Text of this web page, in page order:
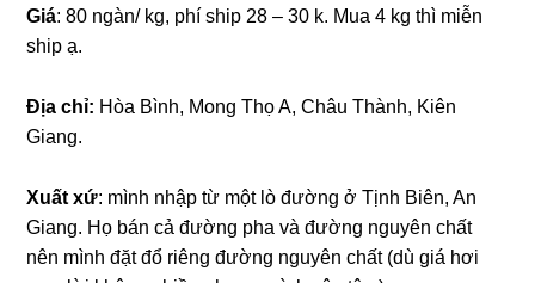
Giá: 80 ngàn/ kg, phí ship 28 – 30 k. Mua 4 kg thì miễn
ship ạ.
Địa chỉ: Hòa Bình, Mong Thọ A, Châu Thành, Kiên
Giang.
Xuất xứ: mình nhập từ một lò đường ở Tịnh Biên, An
Giang. Họ bán cả đường pha và đường nguyên chất
nên mình đặt đổ riêng đường nguyên chất (dù giá hơi